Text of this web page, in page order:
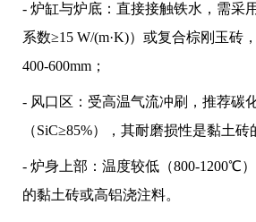
- 炉缸与炉底：直接接触铁水，需采
系数≥15 W/(m·K)）或复合棕刚玉砖
400-600mm；
- 风口区：受高温气流冲刷，推荐碳
（SiC≥85%），其耐磨损性是黏土砖
- 炉身上部：温度较低（800-1200℃
的黏土砖或高铝浇注料。